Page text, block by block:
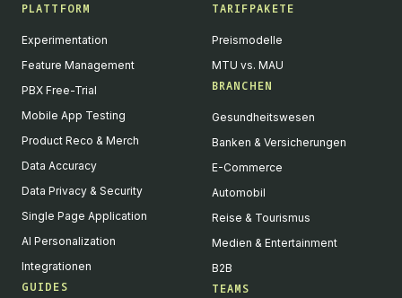
PLATTFORM
Experimentation
Feature Management
PBX Free-Trial
Mobile App Testing
Product Reco & Merch
Data Accuracy
Data Privacy & Security
Single Page Application
AI Personalization
Integrationen
GUIDES
TARIFPAKETE
Preismodelle
MTU vs. MAU
BRANCHEN
Gesundheitswesen
Banken & Versicherungen
E-Commerce
Automobil
Reise & Tourismus
Medien & Entertainment
B2B
TEAMS